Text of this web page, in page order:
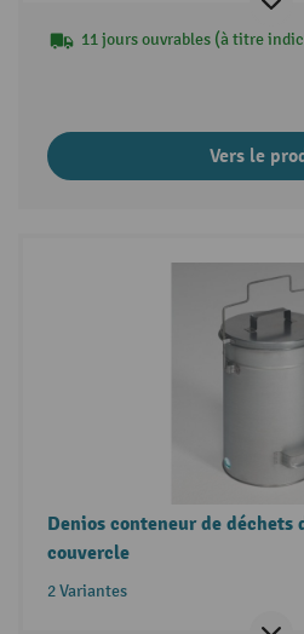
11 jours ouvrables (à titre
Vers le
Denios conteneur de déchets
couvercle
2 Variantes